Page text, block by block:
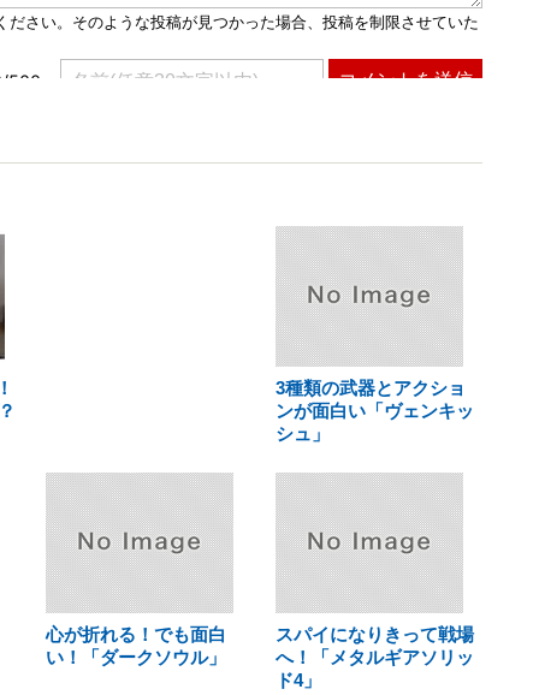
3種類の武器とアクショ
ンが面白い「ヴェンキッ
シュ」
心が折れる！でも面白
い！「ダークソウル」
スパイになりきって戦場
へ！「メタルギアソリッ
ド4」